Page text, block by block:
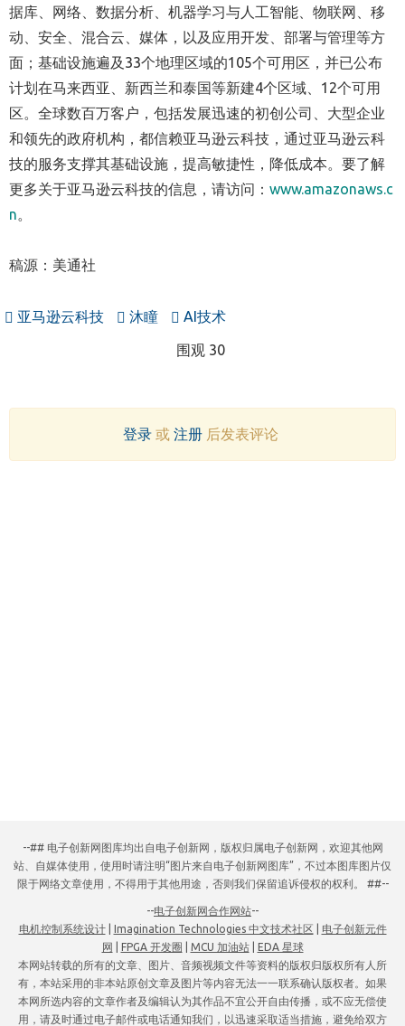
据库、网络、数据分析、机器学习与人工智能、物联网、移
动、安全、混合云、媒体，以及应用开发、部署与管理等方
面；基础设施遍及33个地理区域的105个可用区，并已公布
计划在马来西亚、新西兰和泰国等新建4个区域、12个可用
区。全球数百万客户，包括发展迅速的初创公司、大型企业
和领先的政府机构，都信赖亚马逊云科技，通过亚马逊云科
技的服务支撑其基础设施，提高敏捷性，降低成本。要了解
更多关于亚马逊云科技的信息，请访问： www.amazonaws.c
n。
稿源：美通社
亚马逊云科技 沐瞳 AI技术
围观 30
登录或 注册后发表评论
--## 电子创新网图库均出自电子创新网，版权归属电子创新网，欢迎其他网
站、自媒体使用，使用时请注明“图片来自电子创新网图库”，不过本图库图片仅
限于网络文章使用，不得用于其他用途，否则我们保留追诉侵权的权利。 ##--
--电子创新网合作网站--
电机控制系统设计| Imagination Technologies 中文技术社区
电子创新元件
网
FPGA 开发圈 MCU 加油站|
EDA 星球
本网站转载的所有的文章、图片、音频视频文件等资料的版权归版权所有人所
有，本站采用的非本站原创文章及图片等内容无法一一联系确认版权者。如果
本网所选内容的文章作者及编辑认为其作品不宜公开自由传播，或不应无偿使
用，请及时通过电子邮件或电话通知我们，以迅速采取适当措施，避免给双方